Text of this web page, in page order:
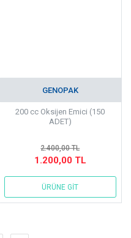
GENOPAK
200 cc Oksijen Emici (150
ADET)
2.400,00 TL
1.200,00 TL
ÜRÜNE GİT